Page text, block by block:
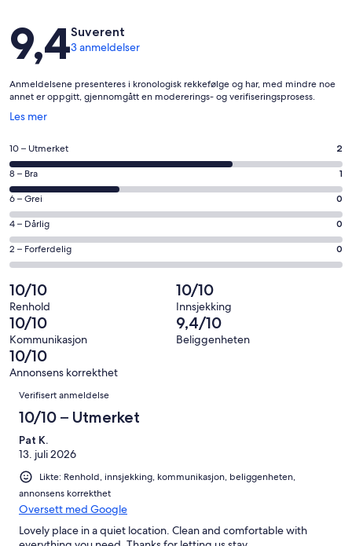
Anmeldelser
9,4Suverent
3 anmeldelser
Anmeldelsene presenteres i kronologisk rekkefølge og har, med mindre noe
annet er oppgitt, gjennomgått en modererings- og verifiseringsprosess.
Les mer
Åpnes
et
nytt
vindu
Rangering
på
10
−
Utmerket.
2
av
totalt
3
anmeldelser.
10 – Utmerket 2
Rangering
på
8
−
Bra.
1
totalt
3
anmeldelser.
8 – Bra 1
Rangering
på
6
−
Grei.
0
av
totalt
3
anmeldelser.
6 – Grei 0
Rangering
på
4
Dårlig.
0
av
totalt
3
anmeldelser.
4 – Dårlig 0
Rangering
på
2
−
Forferdelig.
0
av
totalt
anmeldelser.
2 – Forferdelig 0
10/10
Renhold
10/10
Innsjekking
10/10
Kommunikasjon
9,4/10
Beliggenheten
10/10
Annonsens korrekthet
Anmeldelser
Verifisert anmeldelse
10/10 – Utmerket
Pat K.
13. juli 2026
Likte: Renhold, innsjekking, kommunikasjon, beliggenheten,
annonsens korrekthet
Oversett med Google
Lovely place in a quiet location. Clean and comfortable with